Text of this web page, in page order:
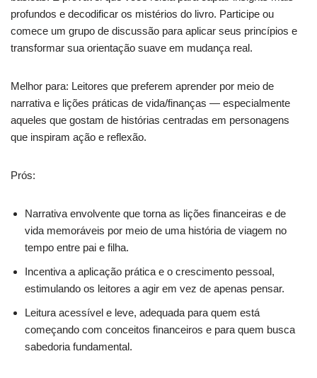
profundos e decodificar os mistérios do livro. Participe ou
comece um grupo de discussão para aplicar seus princípios e
transformar sua orientação suave em mudança real.
Melhor para: Leitores que preferem aprender por meio de
narrativa e lições práticas de vida/finanças — especialmente
aqueles que gostam de histórias centradas em personagens
que inspiram ação e reflexão.
Prós:
Narrativa envolvente que torna as lições financeiras e de
vida memoráveis por meio de uma história de viagem no
tempo entre pai e filha.
Incentiva a aplicação prática e o crescimento pessoal,
estimulando os leitores a agir em vez de apenas pensar.
Leitura acessível e leve, adequada para quem está
começando com conceitos financeiros e para quem busca
sabedoria fundamental.